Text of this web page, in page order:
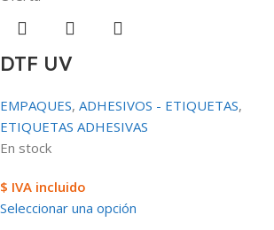
DTF UV
EMPAQUES, ADHESIVOS - ETIQUETAS,
ETIQUETAS ADHESIVAS
En stock
$ IVA incluido
Seleccionar una opción